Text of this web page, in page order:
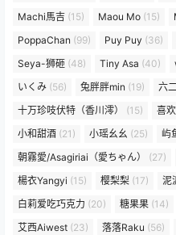
Machi馬吉 (15) Maou Mo (15)
PoppaChan (99) Puy Puy (36)
Seya-狮砸 (48) Tiny Asa (40)
いくみ (56) 兔胖胖min (19) 六
十万珍吱伏特（香川澪）
(15) 喜
小和甜酒 (21) 小瑶幺幺 (25) 屿
朝霧愛/Asagiriai（愛ちゃん）
(27)
楊衣Yangyi (15) 樱梨梨 (17) 泥
白莉爱吃巧克力 (20) 糖果果 (14)
艾西Aiwest (23) 落落Raku (56)